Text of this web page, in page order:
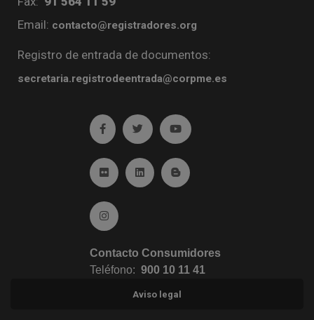
Email: contacto@registradores.org
Registro de entrada de documentos:
secretaria.registrodeentrada@corpme.es
Ir a facebook (abre en ventana nueva)
Ir a twitter (abre en ventana nueva)
Ir a YouTube (abre en
Ir a Flickr (abre en ventana nueva)
Ir a Linkedin (abre en ventana nueva)
Ir al Blog (abre en ventana
Ir a Instagram (abre en ventana nueva)
Contacto Consumidores
Teléfono: 900 10 11 41
Aviso legal